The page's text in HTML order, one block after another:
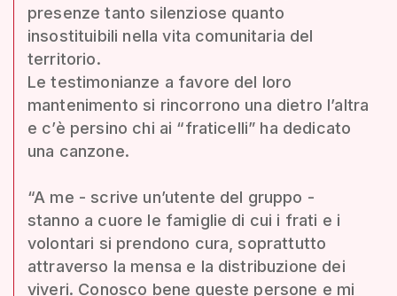
presenze tanto silenziose quanto
insostituibili nella vita comunitaria del
territorio.
Le testimonianze a favore del loro
mantenimento si rincorrono una dietro l’altra
e c’è persino chi ai “fraticelli” ha dedicato
una canzone.
“A me - scrive un’utente del gruppo -
stanno a cuore le famiglie di cui i frati e i
volontari si prendono cura, soprattutto
attraverso la mensa e la distribuzione dei
viveri. Conosco bene queste persone e mi